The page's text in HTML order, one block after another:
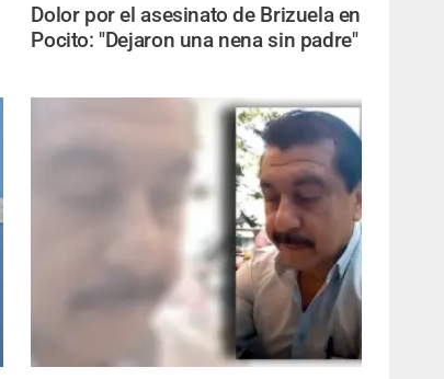
Dolor por el asesinato de Brizuela en
Pocito: "Dejaron una nena sin padre"